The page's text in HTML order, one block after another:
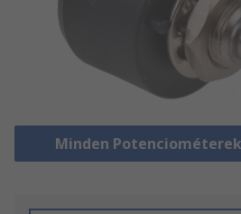
Minden